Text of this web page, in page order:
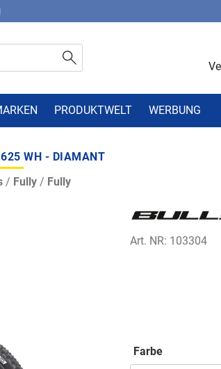
PRODUKTWELT WERBUNG
WH - DIAMANT
/ Fully/ Fully
Art. NR: 103304
Farbe